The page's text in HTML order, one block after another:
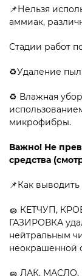
📌Нельзя
аммиак,
Стадии работ
♻️Удаление
♻️ Влажная
микрофибры.
Важно! Не
средства
📌Как выводить
🧽 КЕТЧУП,
ГАЗИРОВКА
нейтральным
неокрашенной
🧽 ЛАК, МАСЛО,